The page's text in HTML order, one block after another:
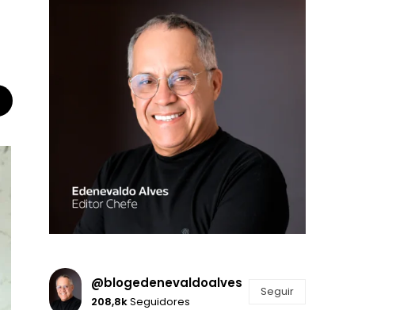
@blogedenevaldoalves
208,8kSeguidores
Seguir